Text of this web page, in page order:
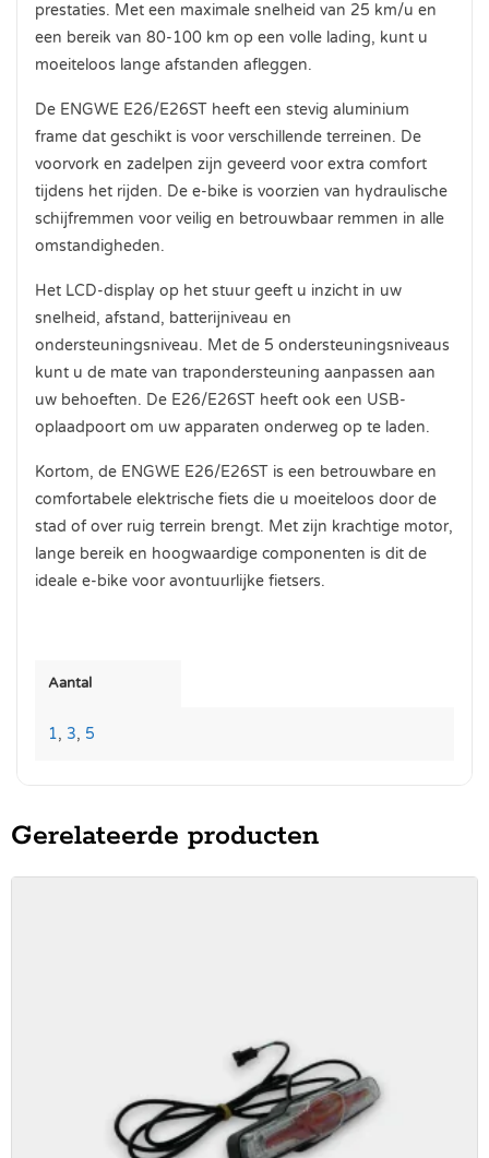
prestaties. Met een maximale snelheid van 25 km/u en
een bereik van 80-100 km op een volle lading, kunt u
moeiteloos lange afstanden afleggen.
De ENGWE E26/E26ST heeft een stevig aluminium
frame dat geschikt is voor verschillende terreinen. De
voorvork en zadelpen zijn geveerd voor extra comfort
tijdens het rijden. De e-bike is voorzien van hydraulische
schijfremmen voor veilig en betrouwbaar remmen in alle
omstandigheden.
Het LCD-display op het stuur geeft u inzicht in uw
snelheid, afstand, batterijniveau en
ondersteuningsniveau. Met de 5 ondersteuningsniveaus
kunt u de mate van trapondersteuning aanpassen aan
uw behoeften. De E26/E26ST heeft ook een USB-
oplaadpoort om uw apparaten onderweg op te laden.
Kortom, de ENGWE E26/E26ST is een betrouwbare en
comfortabele elektrische fiets die u moeiteloos door de
stad of over ruig terrein brengt. Met zijn krachtige motor,
lange bereik en hoogwaardige componenten is dit de
ideale e-bike voor avontuurlijke fietsers.
Aantal
1, 3, 5
Gerelateerde producten